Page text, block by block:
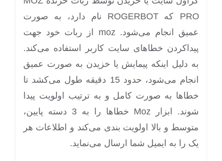
PRO که ROGERBOT نام دارد، به صورت
عمیق انجام می‌شود. moz از ربات خود جهت
پیداکردن خطاهای سایت کاربر استفاده می‌کند.
به دلیل اینکه پیمایش یا خزیدن به صورت عمیق
انجام می‌شود، حدود 15 دقیقه طول می‌کشد تا
خطاها به صورت کامل و به ترتیب اولویت پیدا
شوند. ابزار Moz خطاها را به 3 دسته پایین،
متوسط و بالا اولویت بندی می‌کند و اطلاعات هر
یک را به ایمیل شما ارسال می‌نماید.